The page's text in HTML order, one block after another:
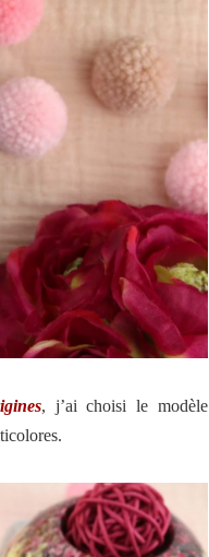
, j’ai choisi le modèle